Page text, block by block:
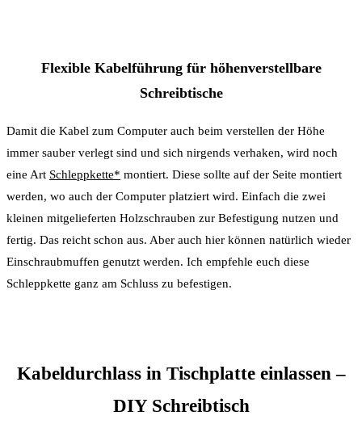
Flexible Kabelführung für höhenverstellbare
Schreibtische
Damit die Kabel zum Computer auch beim verstellen der Höhe
immer sauber verlegt sind und sich nirgends verhaken, wird noch
eine Art Schleppkette* montiert. Diese sollte auf der Seite montiert
werden, wo auch der Computer platziert wird. Einfach die zwei
kleinen mitgelieferten Holzschrauben zur Befestigung nutzen und
fertig. Das reicht schon aus. Aber auch hier können natürlich wieder
Einschraubmuffen genutzt werden. Ich empfehle euch diese
Schleppkette ganz am Schluss zu befestigen.
Kabeldurchlass in Tischplatte einlassen –
DIY Schreibtisch